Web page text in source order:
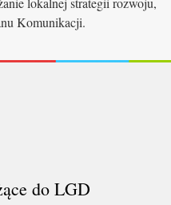
Komunikacji.
do LGD